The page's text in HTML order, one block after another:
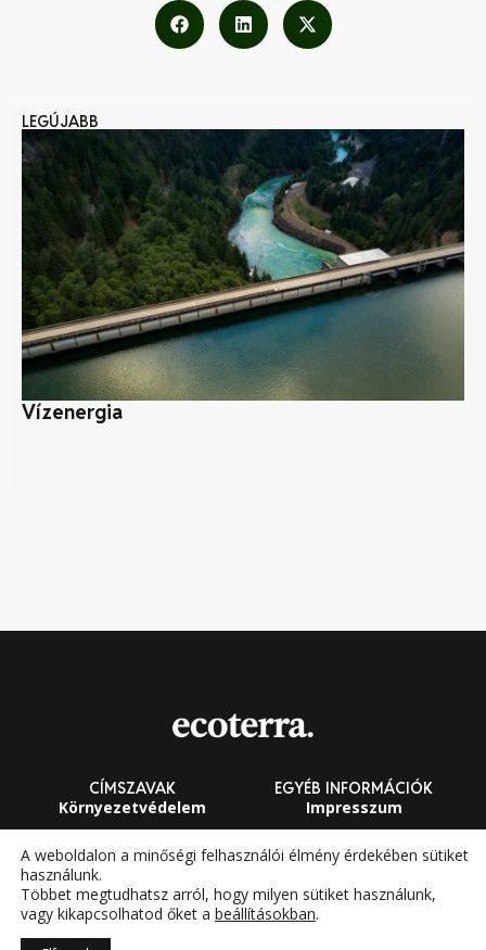
LEGÚJABB
Vízenergia
CÍMSZAVAK
Környezetvédelem
Fenntarthatóság
Megújuló energia
EGYÉB INFORMÁCIÓK
Impresszum
Általános Szerződési
A weboldalon a minőségi felhasználói élmény érdekében sütiket
használunk.
Többet megtudhatsz arról, hogy milyen sütiket használunk,
vagy kikapcsolhatod őket a beállításokban.